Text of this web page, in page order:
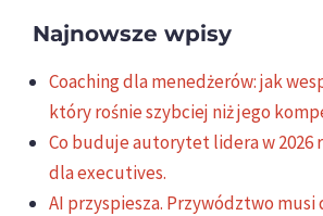
Najnowsze wpisy
Coaching dla menedżerów: jak
który rośnie szybciej niż jego
Co buduje autorytet lidera w 2026
dla executives.
AI przyspiesza. Przywództwo musi